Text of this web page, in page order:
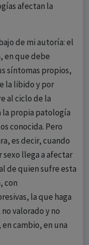
afectan la
de mi autoría: el
en que debe
síntomas propios,
la libido y por
al ciclo de la
la propia patología
conocida. Pero
es decir, cuando
llega a afectar
de quien sufre esta
con
la que haga
valorado y no
cambio, en una